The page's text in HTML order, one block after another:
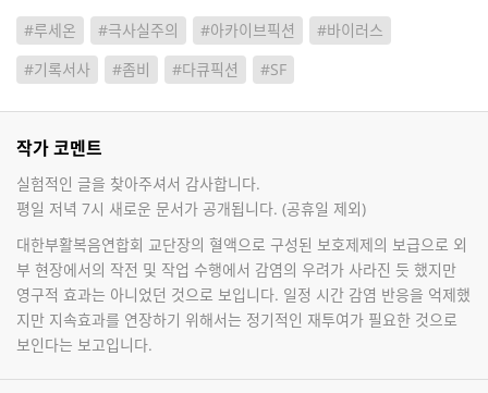
#루세온 #극사실주의 #아카이브픽션
#바이러스
#기록서사
#좀비 #다큐픽션 #SF
작가 코멘트
실험적인 글을 찾아주셔서 감사합니다.
평일 저녁 7시 새로운 문서가 공개됩니다. (공휴일 제외)
대한부활복음연합회 교단장의 혈액으로 구성된 보호제제의 보급으로 외
부 현장에서의 작전 및 작업 수행에서 감염의 우려가 사라진 듯 했지만
영구적 효과는 아니었던 것으로 보입니다. 일정 시간 감염 반응을 억제했
지만 지속효과를 연장하기 위해서는 정기적인 재투여가 필요한 것으로
보인다는 보고입니다.